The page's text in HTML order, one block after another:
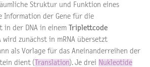
Struktur und Funktion eines
Information der Gene für die
in der DNA in einem
Triplettcode
wird zunächst in mRNA übersetzt
als Vorlage für das Aneinanderreihen der
dient ( Translation). Je drei Nukleotide